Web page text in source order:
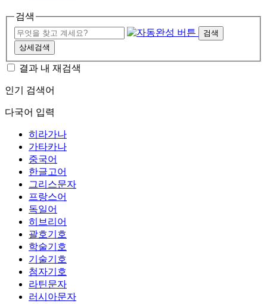
검색
검색
상세검색
결과 내 재검색
인기 검색어
다국어 입력
히라가나
가타카나
중국어
한글고어
그리스문자
프랑스어
독일어
히브리어
괄호기호
학술기호
기술기호
첨자기호
라틴문자
러시아문자